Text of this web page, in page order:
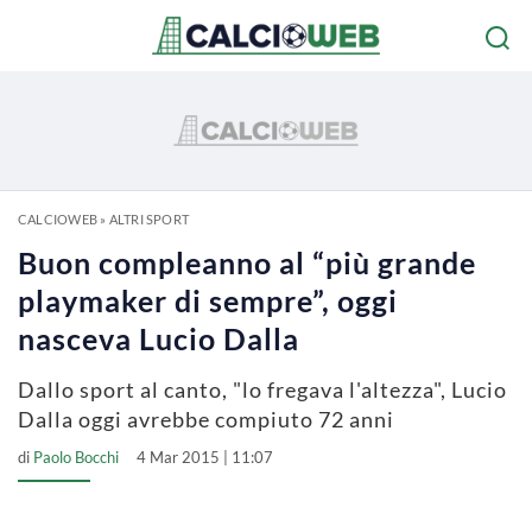
CALCIOWEB» ALTRI SPORT
Buon compleanno al “più grande
playmaker di sempre”, oggi
nasceva Lucio Dalla
Dallo sport al canto, "lo fregava l'altezza", Lucio
Dalla oggi avrebbe compiuto 72 anni
di Paolo Bocchi 4 Mar 2015 | 11:07